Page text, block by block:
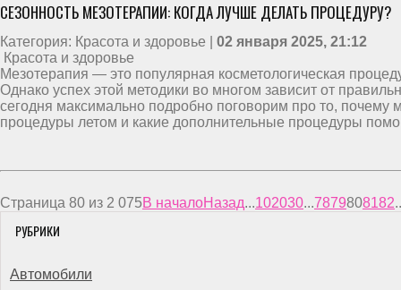
СЕЗОННОСТЬ МЕЗОТЕРАПИИ: КОГДА ЛУЧШЕ ДЕЛАТЬ ПРОЦЕДУРУ?
Категория: Красота и здоровье | 02 января 2025, 21:12
Красота и здоровье
Мезотерапия — это популярная косметологическая
Однако успех этой методики во многом зависит от
сегодня максимально подробно поговорим про то,
процедуры летом и какие дополнительные процедуры
Страница 80 из 2 075В началоНазад...102030...7879808182
РУБРИКИ
Автомобили